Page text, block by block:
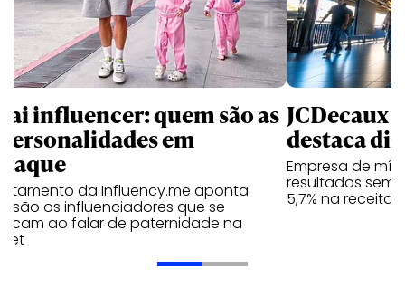
influencer: quem são as
em
da Influency.me aponta
são os influenciadores que se
ao falar de paternidade na
JCDecaux
destaca
Empresa de
resultados
5,7% na receita